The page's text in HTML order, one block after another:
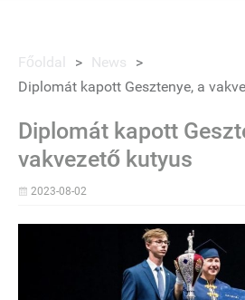
Főoldal > News
>
Diplomát kapott Gesztenye, a
Diplomát kapott
vakvezető kutyus
2023-08-02